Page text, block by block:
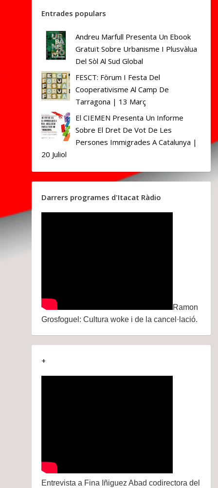
Entrades populars
Andreu Marfull Presenta Un Ebook
Gratuït Sobre Urbanisme I Plusvàlua
Del Sòl Al Sud Global
FESCT: Fòrum I Festa Del
Cooperativisme Al Camp De
Tarragona | 13 Març
El CIEMEN Presenta Un Informe
Sobre El Dret De Vot De Les
Persones Immigrades A Catalunya |
20 Juliol
Darrers programes d'Itacat Ràdio
Ramon
Grosfoguel: Cultura woke i de la cancel·lació.
+
Entrevista a Fina Iñiguez Abad codirectora del